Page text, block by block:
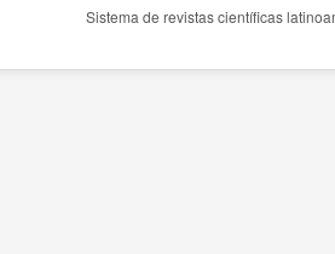
Sistema de revistas científicas